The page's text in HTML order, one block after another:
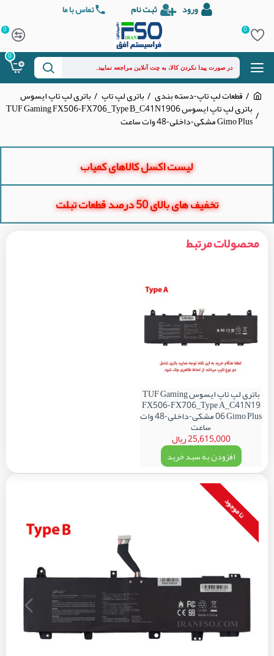
ورود ثبت نام تماس با ما
0
0
0
قطعات لپ تاپ-دسته بندی باتری لپ تاپ باتری لپ تاپ ایسوس
باتری لپ تاپ ایسوس TUF Gaming FX506-FX706_Type B_C41N1906
Gimo Plus مشکی-داخلی-48 وات ساعت
لیست اکسل کالاهای کمیاب
تخفیف های بالای 50 درصد قطعات تبلت
محصولات مرتبط
باتری لپ تاپ ایسوس TUF Gaming
FX506-FX706_Type A_C41N19
06 Gimo Plus مشکی-داخلی-48 وات
ساعت
25,615,000 ریال
افزودن به سبد خرید
نا موجود